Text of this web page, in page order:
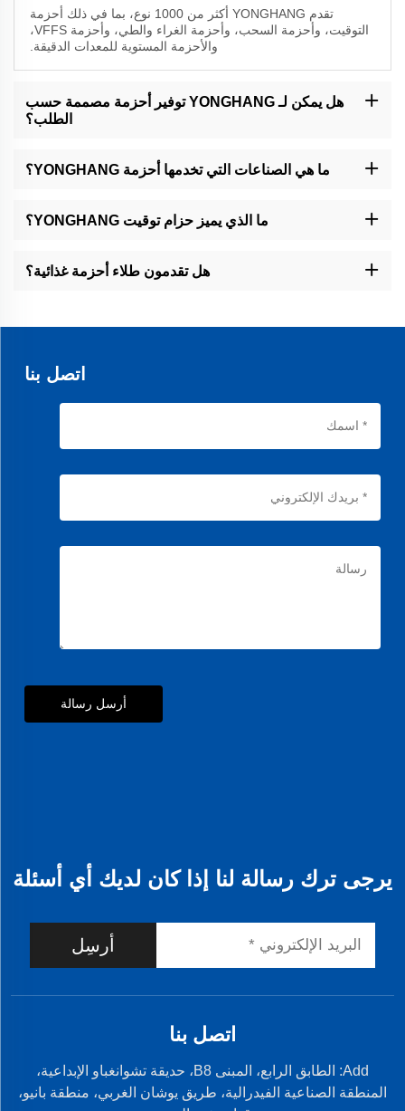
تقدم YONGHANG أكثر من 1000 نوع، بما في ذلك أحزمة
التوقيت، وأحزمة السحب، وأحزمة الغراء والطي، وأحزمة VFFS،
والأحزمة المستوية للمعدات الدقيقة.
هل يمكن لـ YONGHANG توفير أحزمة مصممة حسب
الطلب؟
بالماء والطلاء لتلبية المتطلبات الخاصة.ما هي الصناعات التي تخدمها أحزمة YONGHANG؟
والمعدات المالية،以及其他 القطاعات الصناعية.
ما الذي يميز حزام توقيت YONGHANG؟
أطول بنسبة 30% مقارنة بالمنتجات العادية، وتصنيع دقيق لتحقيق أداء
مثالي.
هل تقدمون طلاء أحزمة غذائية؟
اتصل بنا
أرسل رسالة
يرجى ترك رسالة لنا إذا كان لديك أي أسئلة
أرسِل
اتصل بنا
Add: الطابق الرابع، المبنى B8، حديقة تشوانغباو الإبداعية،
المنطقة الصناعية الفيدرالية، طريق يوشان الغربي، منطقة بانيو،